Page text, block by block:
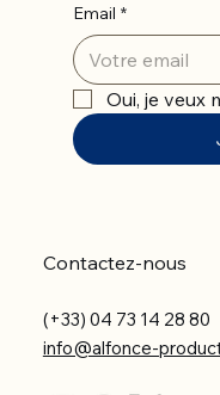
Email *
Oui, je veux
Contactez-nous
(+33) 04 73 14 28 80
info@alfonce-